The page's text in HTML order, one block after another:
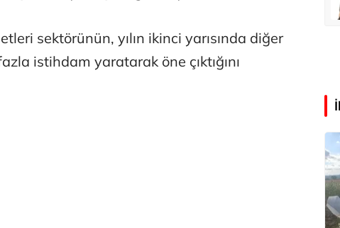
sektörünün, yılın ikinci yarısında diğer
istihdam yaratarak öne çıktığını